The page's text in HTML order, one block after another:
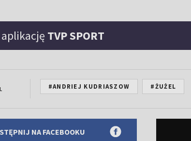
TVP SPORT
#ANDRIEJ KUDRIASZOW #ŻUŻEL
NA FACEBOOKU